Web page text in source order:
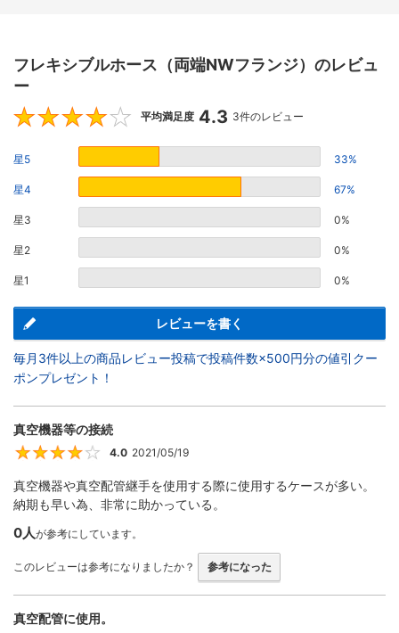
フレキシブルホース（両端NWフランジ）のレビュ
ー
4.3
平均満足度 4.3 3件のレビュー
星5 33%
星4 67%
星3 0%
星2 0%
星1 0%
レビューを書く
毎月3件以上の商品レビュー投稿で投稿件数×500円分の値引クー
ポンプレゼント！
真空機器等の接続
4
4.0 2021/05/19
真空機器や真空配管継手を使用する際に使用するケースが多い。
納期も早い為、非常に助かっている。
0人が参考にしています。
このレビューは参考になりましたか？ 参考になった
真空配管に使用。